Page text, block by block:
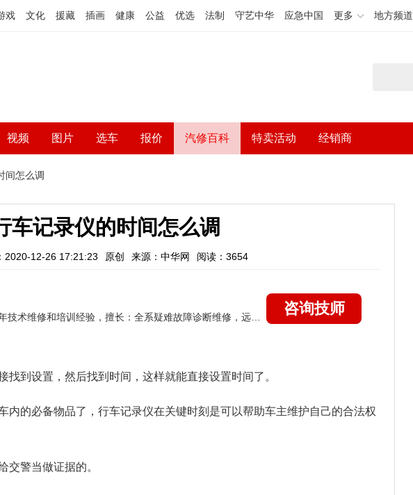
戏 文化 援藏 插画 健康 公益 优选 法制 守艺中华 应急中国 更多 地方频道
视频 图片 选车 报价 汽修百科 特卖活动 经销商
间怎么调
车记录仪的时间怎么调
2020-12-26 17:21:23 原创 来源：中华网 阅读：3654
咨询技师
找到设置，然后找到时间，这样就能直接设置时间了。
内的必备物品了，行车记录仪在关键时刻是可以帮助车主维护自己的合法权
交警当做证据的。